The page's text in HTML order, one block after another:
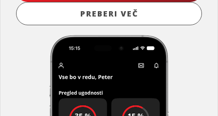
PREBERI VEČ